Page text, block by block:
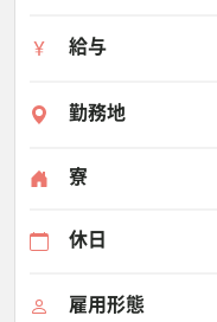
給与
勤務地
寮
休日
雇用形態